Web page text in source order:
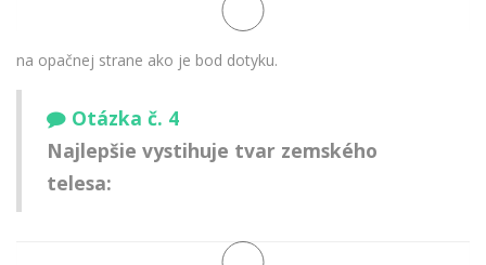
na opačnej strane ako je bod dotyku.
Otázka č. 4
Najlepšie vystihuje tvar zemského
telesa: